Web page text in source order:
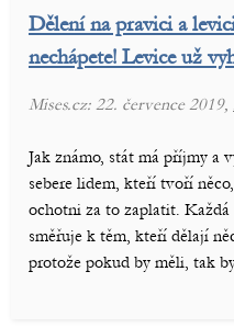
Dělení na pravici a
nechápete! Levice už
Mises.cz: 22. července 2019,
Jak známo, stát má příjmy a
sebere lidem, kteří tvoří
ochotni za to zaplatit.
směřuje k těm, kteří dělají
protože pokud by měli, tak